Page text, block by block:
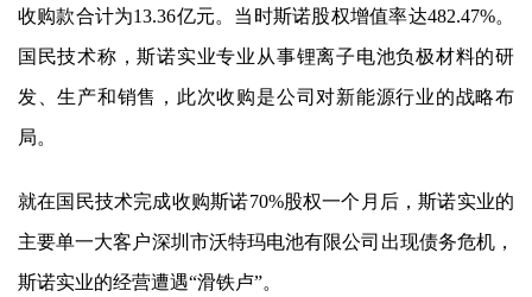
收购款合计为13.36亿元。当时斯诺股权增值率达482.47%。
国民技术称，斯诺实业专业从事锂离子电池负极材料的研
发、生产和销售，此次收购是公司对新能源行业的战略布
局。
就在国民技术完成收购斯诺70%股权一个月后，斯诺实业的
主要单一大客户深圳市沃特玛电池有限公司出现债务危机，
斯诺实业的经营遭遇“滑铁卢”。